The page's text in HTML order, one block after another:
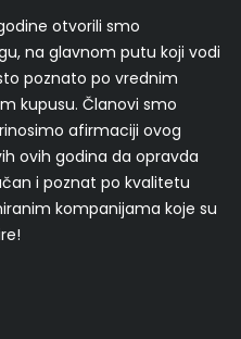
otvorili smo
na glavnom putu koji vodi
poznato po vrednim
kupusu. Članovi smo
afirmaciji ovog
ovih godina da opravda
i poznat po kvalitetu
kompanijama koje su